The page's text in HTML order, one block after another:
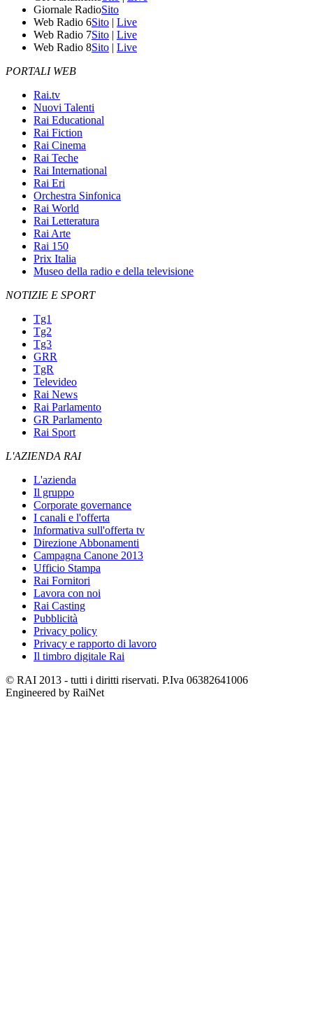
Giornale RadioSito
Web Radio 6Sito | Live
Web Radio 7Sito | Live
Web Radio 8Sito | Live
PORTALI WEB
Rai.tv
Nuovi Talenti
Rai Educational
Rai Fiction
Rai Cinema
Rai Teche
Rai International
Rai Eri
Orchestra Sinfonica
Rai World
Rai Letteratura
Rai Arte
Rai 150
Prix Italia
Museo della radio e della televisione
NOTIZIE E SPORT
Tg1
Tg2
Tg3
GRR
TgR
Televideo
Rai News
Rai Parlamento
GR Parlamento
Rai Sport
L'AZIENDA RAI
L'azienda
Il gruppo
Corporate governance
I canali e l'offerta
Informativa sull'offerta tv
Direzione Abbonamenti
Campagna Canone 2013
Ufficio Stampa
Rai Fornitori
Lavora con noi
Rai Casting
Pubblicità
Privacy policy
Privacy e rapporto di lavoro
Il timbro digitale Rai
© RAI 2013 - tutti i diritti riservati. P.Iva 06382641006
Engineered by RaiNet